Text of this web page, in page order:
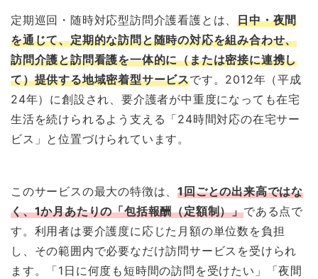
定期巡回・随時対応型訪問介護看護とは、日中・夜間
を通じて、定期的な訪問と随時の対応を組み合わせ、
訪問介護と訪問看護を一体的に（または密接に連携し
て）提供する地域密着型サービスです。2012年（平成
24年）に創設され、要介護者が中重度になっても在宅
生活を続けられるよう支える「24時間対応の在宅サー
ビス」と位置づけられています。
このサービスの最大の特徴は、1回ごとの出来高ではな
く、1か月あたりの「包括報酬（定額制）」である点で
す。利用者は要介護度に応じた月額の単位数を負担
し、その範囲内で必要なだけ訪問サービスを受けられ
ます。「1日に何度も短時間の訪問を受けたい」「夜間